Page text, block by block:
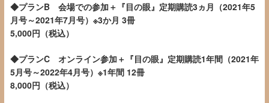
◆プランB 会場での参加＋『目の眼』定期購読3ヵ月（2021年5
月号～2021年7月号）※3か月 3冊
5,000円（税込）
◆プランC オンライン参加＋『目の眼』定期購読1年間（2021年
5月号～2022年4月号）※1年間 12冊
8,000円（税込）